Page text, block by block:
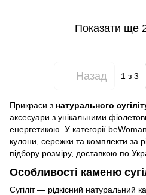
Показати ще
Назад 1з 3
Прикраси з натурального
аксесуари з унікальними
енергетикою. У категорії
кулони, сережки та комплекти за
підбору розміру, доставкою по
Особливості каменю
Сугіліт — рідкісний натуральний